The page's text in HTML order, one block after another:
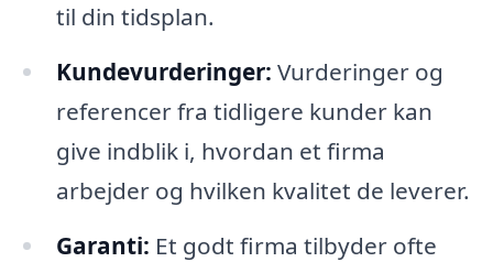
til din tidsplan.
Kundevurderinger: Vurderinger og
referencer fra tidligere kunder kan
give indblik i, hvordan et firma
arbejder og hvilken kvalitet de leverer.
Garanti: Et godt firma tilbyder ofte